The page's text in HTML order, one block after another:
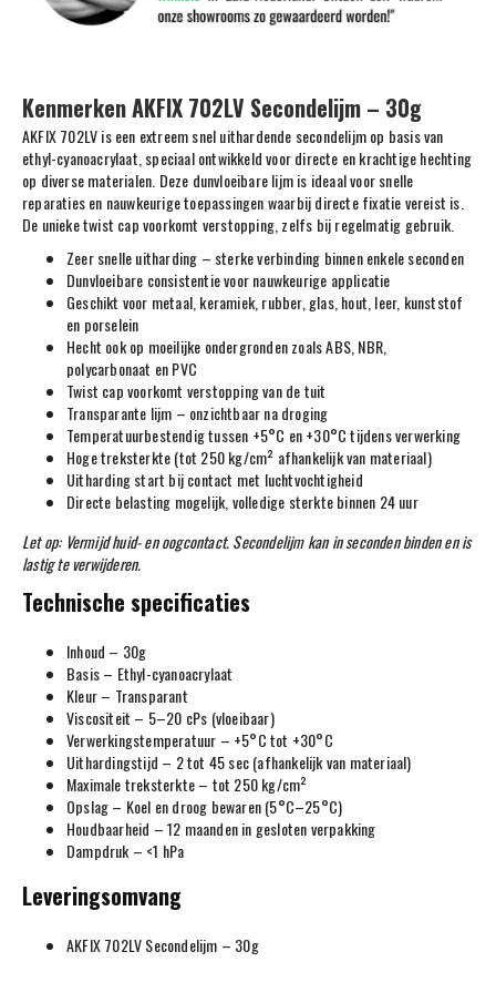
Kenmerken AKFIX 702LV Secondelijm – 30g
AKFIX 702LV is een extreem snel uithardende secondelijm op basis van
ethyl-cyanoacrylaat, speciaal ontwikkeld voor directe en krachtige hechting
op diverse materialen. Deze dunvloeibare lijm is ideaal voor snelle
reparaties en nauwkeurige toepassingen waarbij directe fixatie vereist is.
De unieke twist cap voorkomt verstopping, zelfs bij regelmatig gebruik.
Zeer snelle uitharding – sterke verbinding binnen enkele seconden
Dunvloeibare consistentie voor nauwkeurige applicatie
Geschikt voor metaal, keramiek, rubber, glas, hout, leer, kunststof
en porselein
Hecht ook op moeilijke ondergronden zoals ABS, NBR,
polycarbonaat en PVC
Twist cap voorkomt verstopping van de tuit
Transparante lijm – onzichtbaar na droging
Temperatuurbestendig tussen +5°C en +30°C tijdens verwerking
Hoge treksterkte (tot 250 kg/cm² afhankelijk van materiaal)
Uitharding start bij contact met luchtvochtigheid
Directe belasting mogelijk, volledige sterkte binnen 24 uur
Let op: Vermijd huid- en oogcontact. Secondelijm kan in seconden binden en is
lastig te verwijderen.
Technische specificaties
Inhoud – 30g
Basis – Ethyl-cyanoacrylaat
Kleur – Transparant
Viscositeit – 5–20 cPs (vloeibaar)
Verwerkingstemperatuur – +5°C tot +30°C
Uithardingstijd – 2 tot 45 sec (afhankelijk van materiaal)
Maximale treksterkte – tot 250 kg/cm²
Opslag – Koel en droog bewaren (5°C–25°C)
Houdbaarheid – 12 maanden in gesloten verpakking
Dampdruk – <1 hPa
Leveringsomvang
AKFIX 702LV Secondelijm – 30g